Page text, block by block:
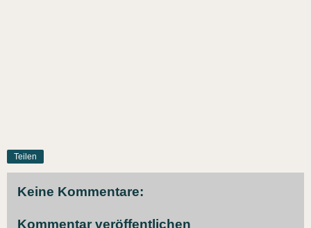
Teilen
Keine Kommentare:
Kommentar veröffentlichen